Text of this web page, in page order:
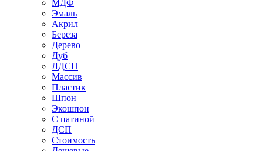
МДФ
Эмаль
Акрил
Береза
Дерево
Дуб
ЛДСП
Массив
Пластик
Шпон
Экошпон
С патиной
ДСП
Стоимость